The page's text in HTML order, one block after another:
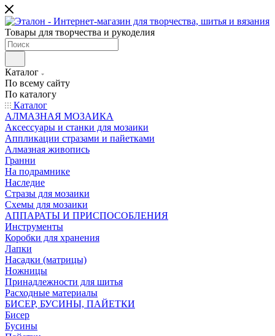
Товары для творчества и рукоделия
Каталог
По всему сайту
По каталогу
Каталог
АЛМАЗНАЯ МОЗАИКА
Аксессуары и станки для мозаики
Аппликации стразами и пайетками
Алмазная живопись
Гранни
На подрамнике
Наследие
Стразы для мозаики
Схемы для мозаики
АППАРАТЫ И ПРИСПОСОБЛЕНИЯ
Инструменты
Коробки для хранения
Лапки
Насадки (матрицы)
Ножницы
Принадлежности для шитья
Расходные материалы
БИСЕР, БУСИНЫ, ПАЙЕТКИ
Бисер
Бусины